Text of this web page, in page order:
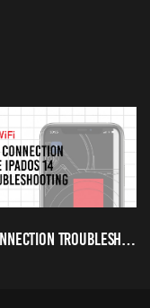
WIFI CONNECTION TROUBLESHOOTING ON IOS14